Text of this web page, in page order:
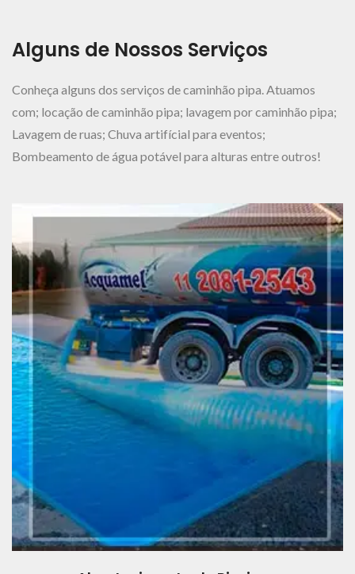
Alguns de Nossos Serviços
Conheça alguns dos serviços de caminhão pipa. Atuamos
com; locação de caminhão pipa; lavagem por caminhão pipa;
Lavagem de ruas; Chuva artifícial para eventos;
Bombeamento de água potável para alturas entre outros!